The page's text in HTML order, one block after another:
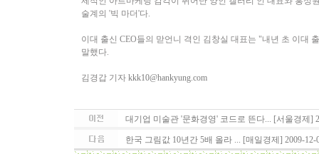
술계의 '빅 마더'다.
이대 출신 CEO들의 맏언니 격인 김창실 대표는 "내년 초 이대
말했다.
김경갑 기자 kkk10@hankyung.com
대기업 미술관 '문화경영' 코드로 뜬다... [서울경제]
한국 그림값 10년간 5배 올라 ... [매일경제] 2009-12-